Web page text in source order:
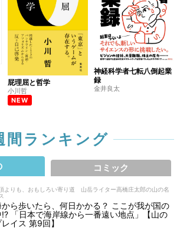
屁理屈と哲学
小川哲
NEW
神経科学者七転八倒起業
録
金井良太
間ランキング
コミック
よりも、おもしろい寄り道 山岳ライター高橋庄太郎の山の名
から歩いたら、何日かかる？ ここが我が国の
!? 「日本で海岸線から一番遠い地点」【山の
イス 第9回】